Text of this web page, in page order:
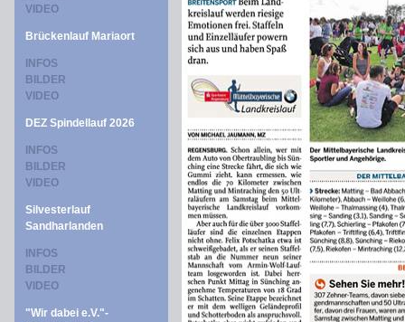
VIDEO
Brückenlauf Mariaort
INFOS
BILDER
VIDEO
DEZ Spindellauf 2026
INFOS
BILDER
VIDEO
Silvesterlauf
Sandharlanden
INFOS
BILDER
VIDEO
"Wir dabei e.V."-